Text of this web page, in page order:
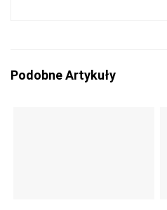
Podobne Artykuły